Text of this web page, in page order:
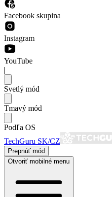
Facebook skupina
Instagram
YouTube
|
Svetlý mód
Tmavý mód
Podľa OS
TechGuru SK/CZ
Prepnúť mód
Otvoriť mobilné menu